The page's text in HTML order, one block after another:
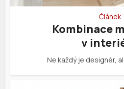
Článek
Kombinace
v
Ne každý je designér,